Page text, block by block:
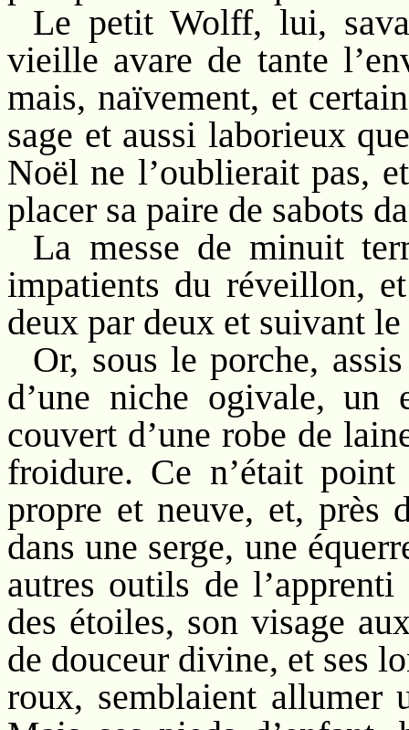
Le petit Wolff, lui,
vieille avare de tante
mais, naïvement, et
sage et aussi laborieux
Noël ne l’oublierait pas,
placer sa paire de sabots
La messe de minuit
impatients du réveillon,
deux par deux et suivant
Or, sous le porche,
d’une niche ogivale, un
couvert d’une robe de
froidure. Ce n’était
propre et neuve, et,
dans une serge, une
autres outils de
des étoiles, son visage
de douceur divine, et ses
roux, semblaient allumer